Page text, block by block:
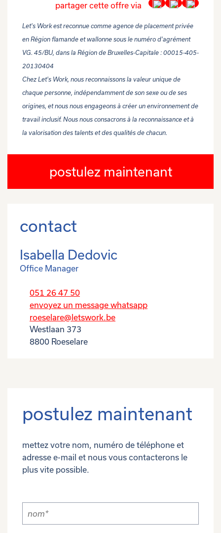
partager cette offre via
Let's Work est reconnue comme agence de placement privée
en Région flamande et wallonne sous le numéro d'agrément
VG. 45/BU, dans la Région de Bruxelles-Capitale : 00015-405-
20130404
Chez Let's Work, nous reconnaissons la valeur unique de
chaque personne, indépendamment de son sexe ou de ses
origines, et nous nous engageons à créer un environnement de
travail inclusif. Nous nous consacrons à la reconnaissance et à
la valorisation des talents et des qualités de chacun.
postulez maintenant
contact
Isabella Dedovic
Office Manager
051 26 47 50
envoyez un message whatsapp
roeselare@letswork.be
Westlaan 373
8800 Roeselare
postulez maintenant
mettez votre nom, numéro de téléphone et
adresse e-mail et nous vous contacterons le
plus vite possible.